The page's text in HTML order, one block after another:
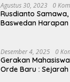
Agustus 30, 2023 0
Rusdianto Samawa,
Baswedan
Desember 4, 2025 0
Gerakan
Orde Baru :